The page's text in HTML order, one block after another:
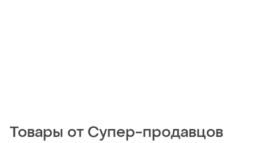
Товары от Супер-продавцов